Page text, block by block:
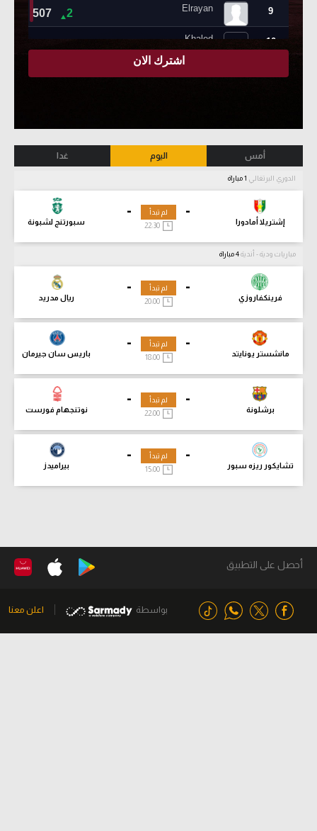
أمس اليوم غدا
الدوري البرتغالي
-
إشتريلا أمادورا
-
سبورتنج لشبونة
لم تبدأ
مباريات ودية - أندية
-
فرينكفاروزي
-
ريال مدريد
لم تبدأ
-
مانشستر يونايتد
-
باريس سان جيرمان
لم تبدأ
18:00
-
برشلونة
-
نوتنجهام فورست
لم تبدأ
-
تشايكور ريزه سبور
-
بيراميدز
لم تبدأ
15:00
أحصل على التطبيق
بواسطة اعلن معنا